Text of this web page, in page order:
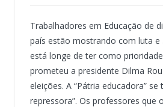
Trabalhadores em Educação de
país estão mostrando com luta e
está longe de ter como
prometeu a presidente Dilma
eleições. A “Pátria educadora” se
repressora”. Os professores que